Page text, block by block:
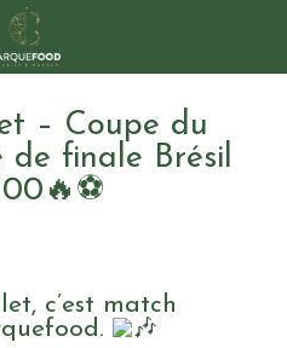
– Coupe du
de finale Brésil
c’est match